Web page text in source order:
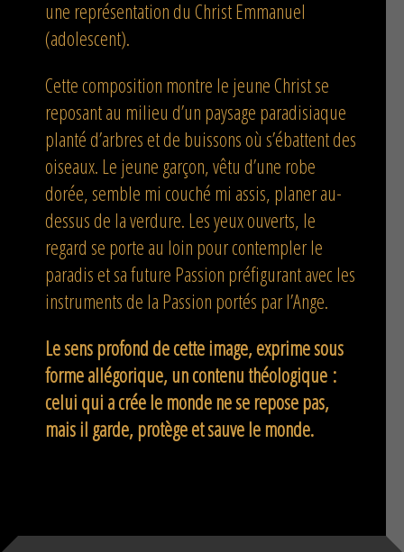
une représentation du Christ Emmanuel
(adolescent).
Cette composition montre le jeune Christ se
reposant au milieu d’un paysage paradisiaque
planté d’arbres et de buissons où s’ébattent des
oiseaux. Le jeune garçon, vêtu d’une robe
dorée, semble mi couché mi assis, planer au-
dessus de la verdure. Les yeux ouverts, le
regard se porte au loin pour contempler le
paradis et sa future Passion préfigurant avec les
instruments de la Passion portés par l’Ange.
Le sens profond de cette image, exprime sous
forme allégorique, un contenu théologique :
celui qui a crée le monde ne se repose pas,
mais il garde, protège et sauve le monde.